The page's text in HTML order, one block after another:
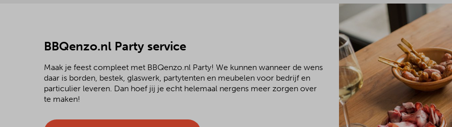
BBQenzo.nl Party service
Maak je feest compleet met BBQenzo.nl Party! We kunnen wanneer de wens
daar is borden, bestek, glaswerk, partytenten en meubelen voor bedrijf en
particulier leveren. Dan hoef jij je echt helemaal nergens meer zorgen over
te maken!